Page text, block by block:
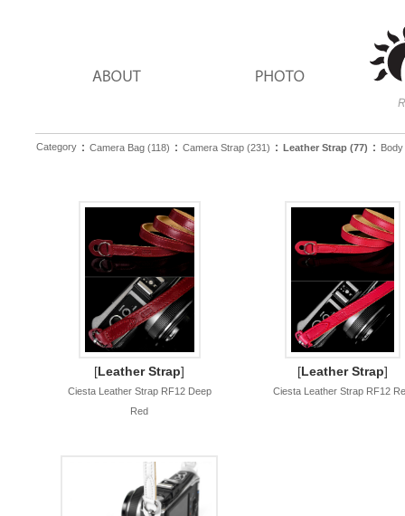
Category ： Camera Bag (118) ： Camera Strap (231) ： Leather Strap (77) ：
[Leather Strap]
Ciesta Leather Strap RF12 Deep
Red
[Leather Strap]
Ciesta Leather Strap RF12